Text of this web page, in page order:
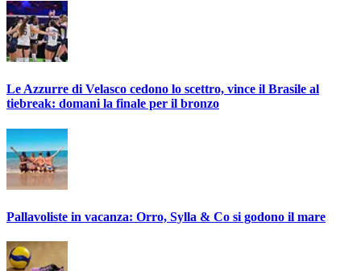
Le Azzurre di Velasco cedono lo scettro, vince il Brasile al
tiebreak: domani la finale per il bronzo
Pallavoliste in vacanza: Orro, Sylla & Co si godono il mare